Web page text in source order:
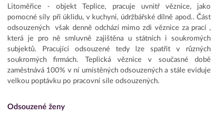
Litoměřice - objekt Teplice, pracuje uvnitř věznice, jako
pomocné síly při úklidu, v kuchyni, údržbářské dílně apod.. Část
odsouzených však denně odchází mimo zdi věznice za prací ,
která je pro ně smluvně zajištěna u státních i soukromých
subjektů. Pracující odsouzené tedy lze spatřit v různých
soukromých firmách. Teplická věznice v současné době
zaměstnává 100% v ní umístěných odsouzených a stále eviduje
velkou poptávku po pracovní síle odsouzených.
Odsouzené ženy